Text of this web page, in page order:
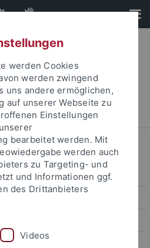
und Umwelt
Krisen- und Alarmplan
werden Cookies
werden zwingend
uns andere ermöglichen,
auf unserer Webseite zu
Einstellungen
bearbeitet werden. Mit
werden auch
zu Targeting- und
und Informationen ggf.
des Drittanbieters
Videos